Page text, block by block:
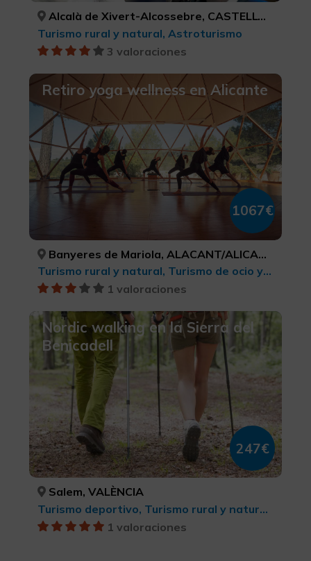
Alcalà de Xivert-Alcossebre, CASTELLÓ/CASTELLÓN
Turismo rural y natural, Astroturismo
3 valoraciones
Retiro yoga wellness en Alicante
1067€
Banyeres de Mariola, ALACANT/ALICANTE
Turismo rural y natural, Turismo de ocio y diversión, Belleza y salud, Ecoturismo
1 valoraciones
Nordic walking en la Sierra del
Benicadell
247€
Salem, VALÈNCIA
Turismo deportivo, Turismo rural y natural, Senderismo, Parques Naturales, Ecoturismo
1 valoraciones